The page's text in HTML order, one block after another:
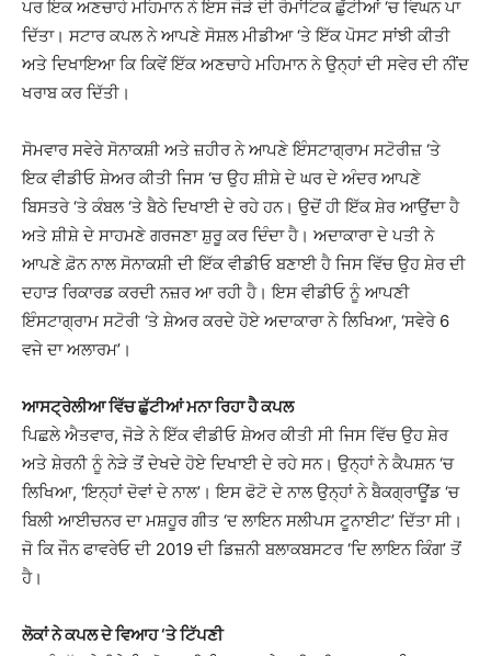
ਪਰ ਇਕ ਅਣਚਾਹੇ ਮਹਿਮਾਨ ਨੇ ਇਸ ਜੋੜੇ ਦੀ ਰੋਮਾਂਟਿਕ ਛੁੱਟੀਆਂ ‘ਚ ਵਿਘਨ ਪਾ
ਦਿੱਤਾ। ਸਟਾਰ ਕਪਲ ਨੇ ਆਪਣੇ ਸੋਸ਼ਲ ਮੀਡੀਆ ‘ਤੇ ਇੱਕ ਪੋਸਟ ਸਾਂਝੀ ਕੀਤੀ
ਅਤੇ ਦਿਖਾਇਆ ਕਿ ਕਿਵੇਂ ਇੱਕ ਅਣਚਾਹੇ ਮਹਿਮਾਨ ਨੇ ਉਨ੍ਹਾਂ ਦੀ ਸਵੇਰ ਦੀ ਨੀਂਦ
ਖਰਾਬ ਕਰ ਦਿੱਤੀ।
ਸੋਮਵਾਰ ਸਵੇਰੇ ਸੋਨਾਕਸ਼ੀ ਅਤੇ ਜ਼ਹੀਰ ਨੇ ਆਪਣੇ ਇੰਸਟਾਗ੍ਰਾਮ ਸਟੋਰੀਜ਼ ‘ਤੇ
ਇਕ ਵੀਡੀਓ ਸ਼ੇਅਰ ਕੀਤੀ ਜਿਸ ‘ਚ ਉਹ ਸ਼ੀਸ਼ੇ ਦੇ ਘਰ ਦੇ ਅੰਦਰ ਆਪਣੇ
ਬਿਸਤਰੇ ‘ਤੇ ਕੰਬਲ ‘ਤੇ ਬੈਠੇ ਦਿਖਾਈ ਦੇ ਰਹੇ ਹਨ। ਉਦੋਂ ਹੀ ਇੱਕ ਸ਼ੇਰ ਆਉਂਦਾ ਹੈ
ਅਤੇ ਸ਼ੀਸ਼ੇ ਦੇ ਸਾਹਮਣੇ ਗਰਜਣਾ ਸ਼ੁਰੂ ਕਰ ਦਿੰਦਾ ਹੈ। ਅਦਾਕਾਰਾ ਦੇ ਪਤੀ ਨੇ
ਆਪਣੇ ਫ਼ੋਨ ਨਾਲ ਸੋਨਾਕਸ਼ੀ ਦੀ ਇੱਕ ਵੀਡੀਓ ਬਣਾਈ ਹੈ ਜਿਸ ਵਿੱਚ ਉਹ ਸ਼ੇਰ ਦੀ
ਦਹਾੜ ਰਿਕਾਰਡ ਕਰਦੀ ਨਜ਼ਰ ਆ ਰਹੀ ਹੈ। ਇਸ ਵੀਡੀਓ ਨੂੰ ਆਪਣੀ
ਇੰਸਟਾਗ੍ਰਾਮ ਸਟੋਰੀ ‘ਤੇ ਸ਼ੇਅਰ ਕਰਦੇ ਹੋਏ ਅਦਾਕਾਰਾ ਨੇ ਲਿਖਿਆ, ‘ਸਵੇਰੇ 6
ਵਜੇ ਦਾ ਅਲਾਰਮ’।
ਆਸਟ੍ਰੇਲੀਆ ਵਿੱਚ ਛੁੱਟੀਆਂ ਮਨਾ ਰਿਹਾ ਹੈ ਕਪਲ
ਪਿਛਲੇ ਐਤਵਾਰ, ਜੋੜੇ ਨੇ ਇੱਕ ਵੀਡੀਓ ਸ਼ੇਅਰ ਕੀਤੀ ਸੀ ਜਿਸ ਵਿੱਚ ਉਹ ਸ਼ੇਰ
ਅਤੇ ਸ਼ੇਰਨੀ ਨੂੰ ਨੇੜੇ ਤੋਂ ਦੇਖਦੇ ਹੋਏ ਦਿਖਾਈ ਦੇ ਰਹੇ ਸਨ। ਉਨ੍ਹਾਂ ਨੇ ਕੈਪਸ਼ਨ ‘ਚ
ਲਿਖਿਆ, ‘ਇਨ੍ਹਾਂ ਦੋਵਾਂ ਦੇ ਨਾਲ’। ਇਸ ਫੋਟੋ ਦੇ ਨਾਲ ਉਨ੍ਹਾਂ ਨੇ ਬੈਕਗ੍ਰਾਊਂਡ ‘ਚ
ਬਿਲੀ ਆਈਚਨਰ ਦਾ ਮਸ਼ਹੂਰ ਗੀਤ ‘ਦ ਲਾਇਨ ਸਲੀਪਸ ਟੂਨਾਈਟ’ ਦਿੱਤਾ ਸੀ।
ਜੋ ਕਿ ਜੌਨ ਫਾਵਰੇਓ ਦੀ 2019 ਦੀ ਡਿਜ਼ਨੀ ਬਲਾਕਬਸਟਰ ‘ਦਿ ਲਾਇਨ ਕਿੰਗ’ ਤੋਂ
ਹੈ।
ਲੋਕਾਂ ਨੇ ਕਪਲ ਦੇ ਵਿਆਹ ‘ਤੇ ਟਿੱਪਣੀ